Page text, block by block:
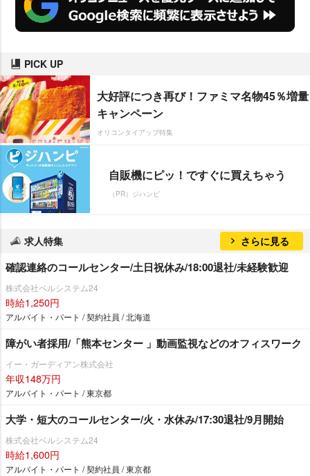
PICK UP
大好評につき再び！ファミマ名物45％増量
キャンペーン
オリコンタイアップ特集
自販機にピッ！ですぐに買えちゃう
（PR）ジハンピ
求人特集 さらに見る
確認連絡のコールセンター/土日祝休み/18:00退社/未経験歓迎
株式会社ベルシステム24
時給1,250円
アルバイト・パート / 契約社員 / 北海道
障がい者採用/「熊本センター 」動画監視などのオフィスワーク
イー・ガーディアン株式会社
年収148万円
アルバイト・パート / 東京都
大学・短大のコールセンター/火・水休み/17:30退社/9月開始
株式会社ベルシステム24
時給1,600円
アルバイト・パート / 契約社員 / 東京都